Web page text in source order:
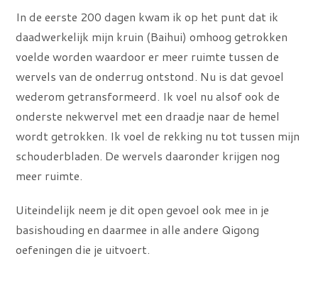
In de eerste 200 dagen kwam ik op het punt dat ik
daadwerkelijk mijn kruin (Baihui) omhoog getrokken
voelde worden waardoor er meer ruimte tussen de
wervels van de onderrug ontstond. Nu is dat gevoel
wederom getransformeerd. Ik voel nu alsof ook de
onderste nekwervel met een draadje naar de hemel
wordt getrokken. Ik voel de rekking nu tot tussen mijn
schouderbladen. De wervels daaronder krijgen nog
meer ruimte.
Uiteindelijk neem je dit open gevoel ook mee in je
basishouding en daarmee in alle andere Qigong
oefeningen die je uitvoert.